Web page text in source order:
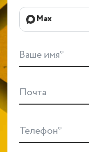
Ваше имя*
Почта
Телефон*
Max